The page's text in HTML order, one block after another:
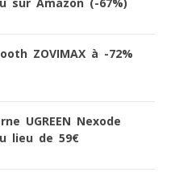
ZOVIMAX à -72%
UGREEN Nexode
lieu de 59€